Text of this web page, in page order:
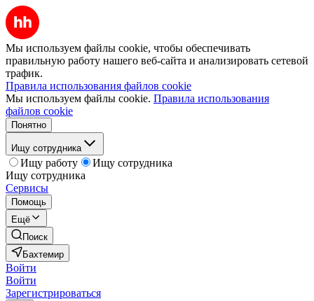
Мы используем файлы cookie, чтобы обеспечивать
правильную работу нашего веб-сайта и анализировать сетевой
трафик.
Правила использования файлов cookie
Мы используем файлы cookie. Правила использования
файлов cookie
Понятно
Ищу сотрудника
Ищу работу
Ищу сотрудника
Ищу сотрудника
Сервисы
Помощь
Ещё
Поиск
Бахтемир
Войти
Войти
Зарегистрироваться